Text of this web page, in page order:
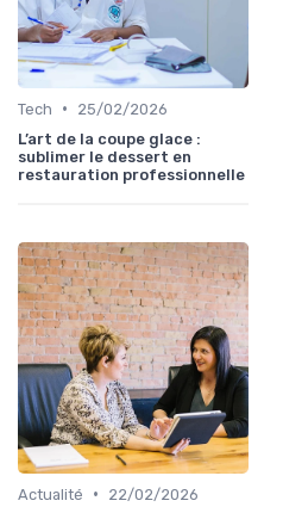
Tech •
25/02/2026
L’art de la coupe glace :
sublimer le dessert en
restauration professionnelle
Actualité •
22/02/2026